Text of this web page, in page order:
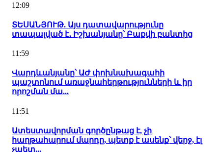
12:09
ՏԵՍԱՆՅՈՒԹ. Այս դատավարությունը
տապալված է․ Իշխանյանը՝ Բաքվի բանտից
11:59
Վարդևանյանը՝ ԱԺ փոխնախագահի
պաշտոնում առաջնահերթությունների և իր
որոշման մա...
11:51
Ատեստավորման գործընթաց է, չի
հաղթահարում մարդը, պետք է ասենք՝ վերջ, էլ
չպետ...